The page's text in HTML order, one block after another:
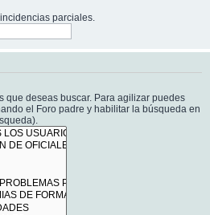
parciales.
que deseas buscar. Para agilizar puedes
el Foro padre y habilitar la búsqueda en